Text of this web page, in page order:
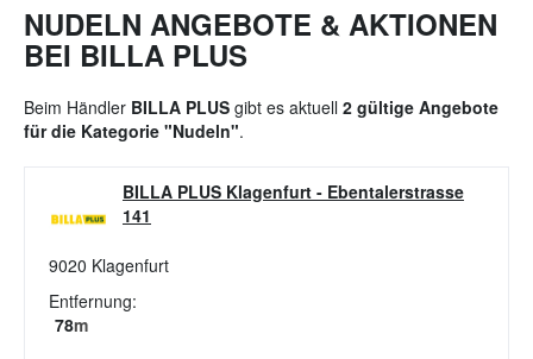
Standort festlegen
NUDELN ANGEBOTE & AKTIONEN
BEI BILLA PLUS
Beim Händler BILLA PLUS gibt es aktuell 2 gültige Angebote
für die Kategorie "Nudeln".
BILLA PLUS Klagenfurt - Ebentalerstrasse
141
9020 Klagenfurt
Entfernung:
78m